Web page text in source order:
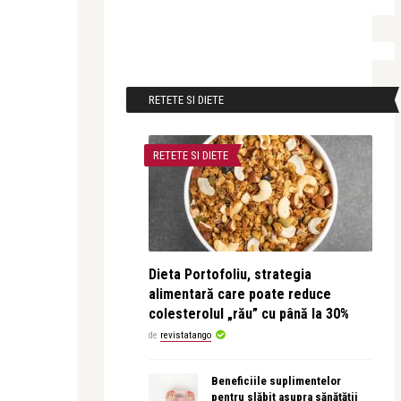
RETETE SI DIETE
RETETE SI DIETE
Dieta Portofoliu, strategia
alimentară care poate reduce
colesterolul „rău” cu până la 30%
de revistatango
Beneficiile suplimentelor
pentru slăbit asupra sănătății